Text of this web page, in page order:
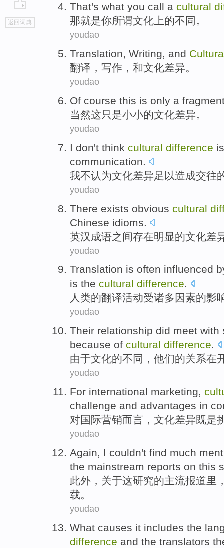
go
top
返回词典
That's what you call a cultural
那就是你所谓文化 上的不同 。
youdao
Translation, Writing, and
翻译 ， 写作 ， 和文化差异。
youdao
Of course this is only a
当然这只是小小的文化差异。
youdao
I don't think cultural difference
communication.
我不认为文化差异足以造成交往
youdao
There exists obvious cultural
Chinese idioms
英汉 成语之间存在明显的文化差
youdao
Translation is often influenced
is the cultural difference.
人类的翻译活动受诸多 因素的影
youdao
Their relationship did meet with
because of cultural difference.
由于文化的不同 ， 他们的关系在
youdao
For international marketing,
challenge and advantages in
对国际营销而言 ， 文化差异既是
youdao
Again, I couldn't find much
the mainstream reports on this
此外 ， 关于这研究的主流报道里
载。
youdao
What causes it includes the
difference and the translators